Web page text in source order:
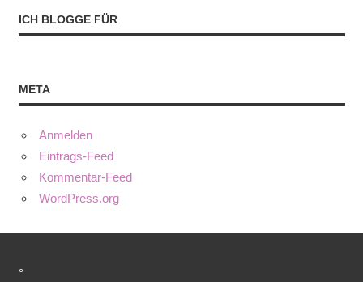
ICH BLOGGE FÜR
META
Anmelden
Eintrags-Feed
Kommentar-Feed
WordPress.org
°